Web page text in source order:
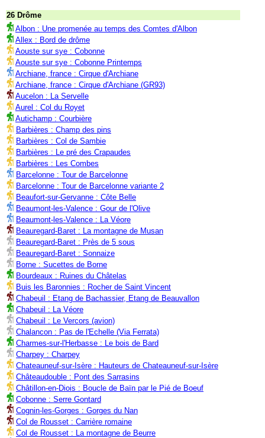
26 Drôme
Albon : Une promenée au temps des Comtes d'Albon
Allex : Bord de drôme
Aouste sur sye : Cobonne
Aouste sur sye : Cobonne Printemps
Archiane, france : Cirque d'Archiane
Archiane, france : Cirque d'Archiane (GR93)
Aucelon : La Servelle
Aurel : Col du Royet
Autichamp : Courbière
Barbières : Champ des pins
Barbières : Col de Sambie
Barbières : Le pré des Crapaudes
Barbières : Les Combes
Barcelonne : Tour de Barcelonne
Barcelonne : Tour de Barcelonne variante 2
Beaufort-sur-Gervanne : Côte Belle
Beaumont-les-Valence : Gour de l'Olive
Beaumont-les-Valence : La Véore
Beauregard-Baret : La montagne de Musan
Beauregard-Baret : Près de 5 sous
Beauregard-Baret : Sonnaize
Borne : Sucettes de Borne
Bourdeaux : Ruines du Châtelas
Buis les Baronnies : Rocher de Saint Vincent
Chabeuil : Etang de Bachassier, Etang de Beauvallon
Chabeuil : La Véore
Chabeuil : Le Vercors (avion)
Chalancon : Pas de l'Echelle (Via Ferrata)
Charmes-sur-l'Herbasse : Le bois de Bard
Charpey : Charpey
Chateauneuf-sur-Isère : Hauteurs de Chateauneuf-sur-Isère
Châteaudouble : Pont des Sarrasins
Châtillon-en-Diois : Boucle de Baïn par le Pié de Boeuf
Cobonne : Serre Gontard
Cognin-les-Gorges : Gorges du Nan
Col de Rousset : Carrière romaine
Col de Rousset : La montagne de Beurre